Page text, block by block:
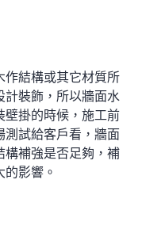
作結構或其它材質所
計裝飾 ，所以牆面水
壁掛的時候，施工前
測試給客戶看，牆面
構補強是否足夠，補
影響。